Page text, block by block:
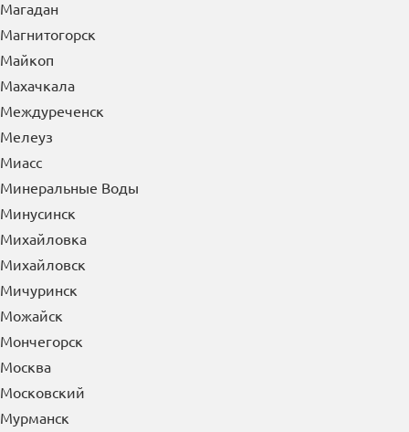
Магадан
Магнитогорск
Майкоп
Махачкала
Междуреченск
Мелеуз
Миасс
Минеральные Воды
Минусинск
Михайловка
Михайловск
Мичуринск
Можайск
Мончегорск
Москва
Московский
Мурманск